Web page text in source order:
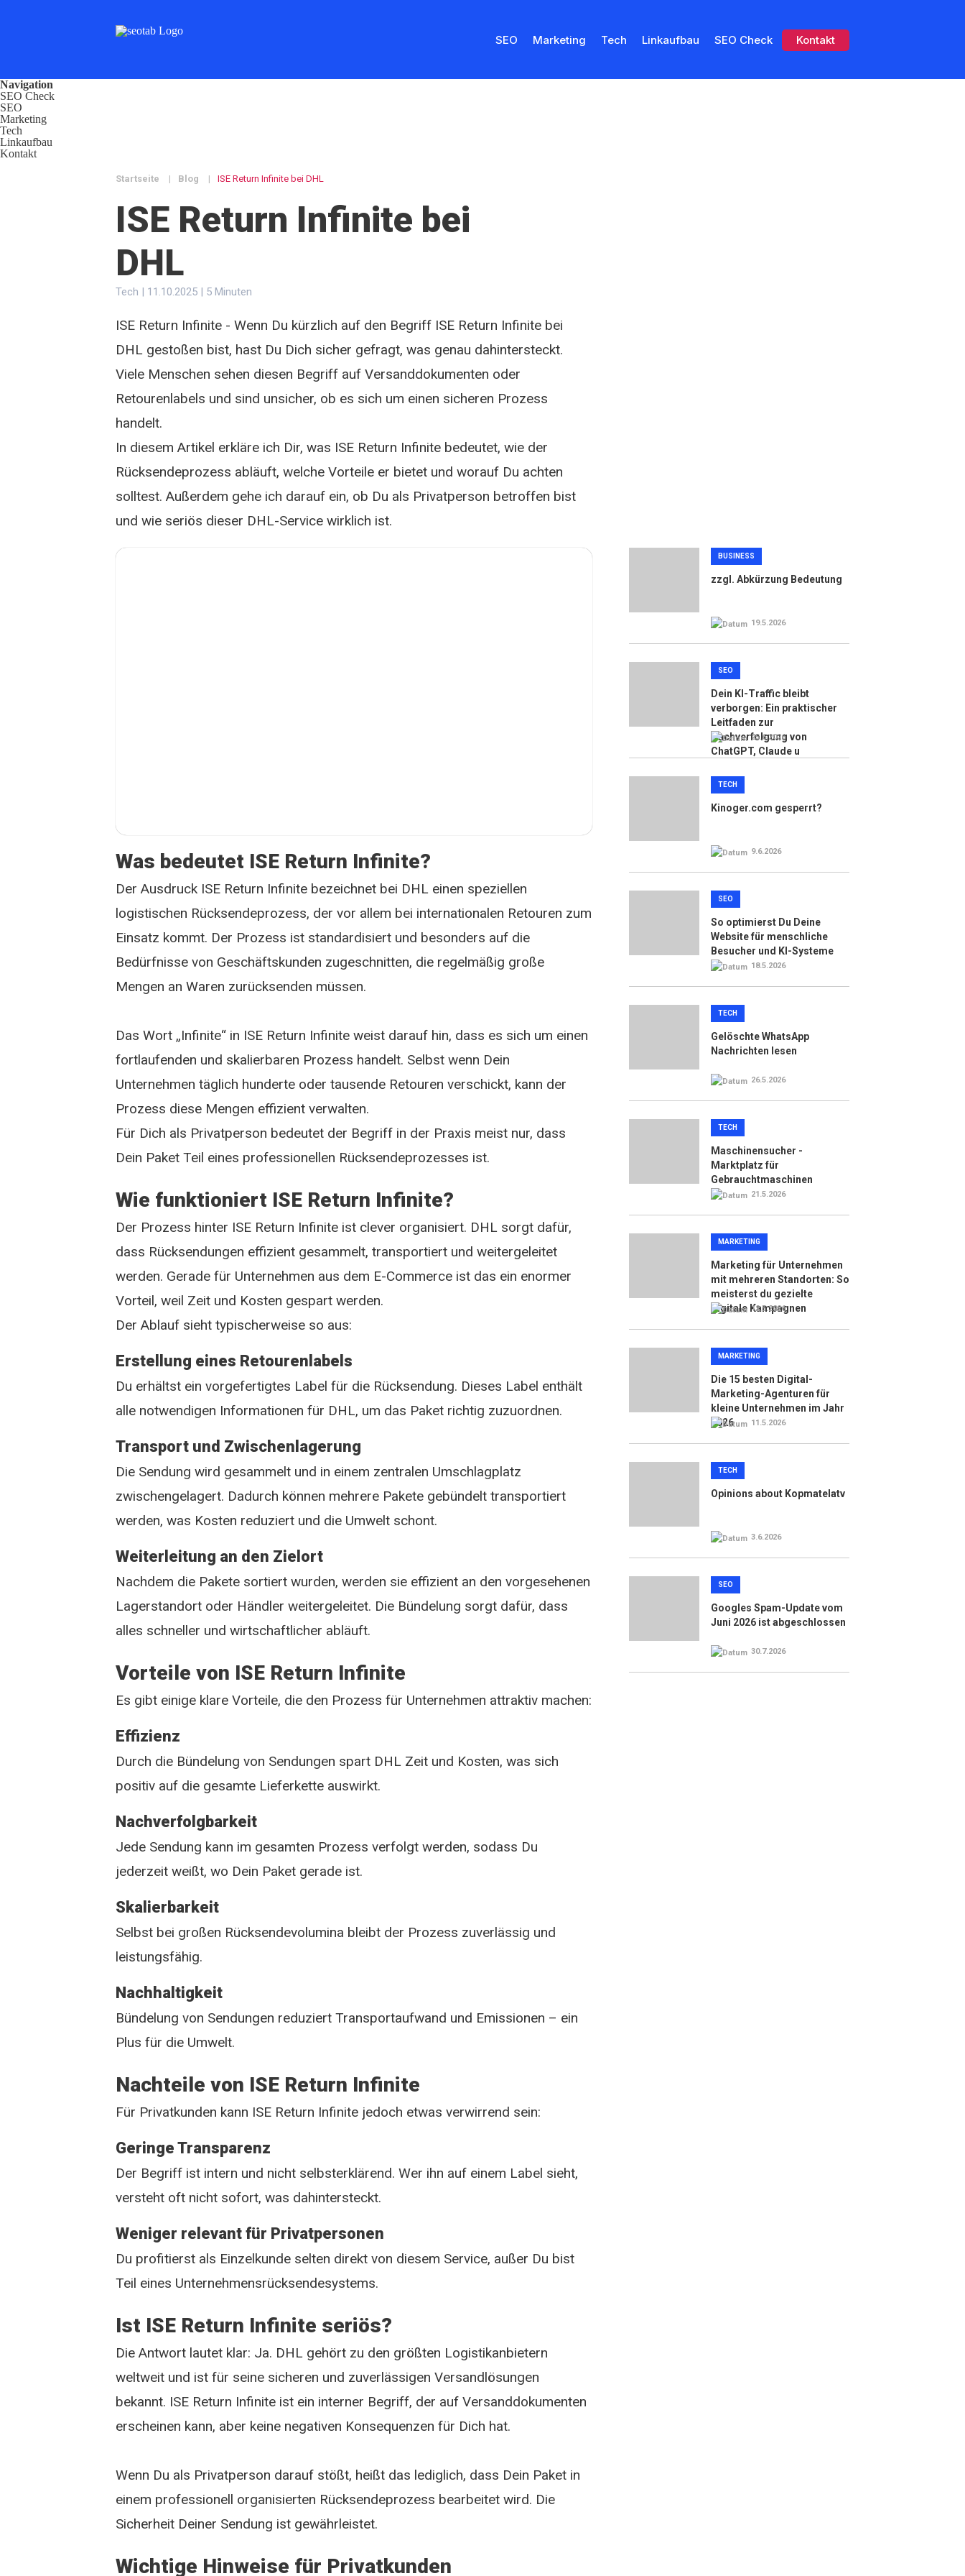
SEO Marketing Tech Linkaufbau SEO Check Kontakt
Navigation
SEO Check
SEO
Marketing
Tech
Linkaufbau
Kontakt
Startseite | Blog | ISE Return Infinite bei DHL
ISE Return Infinite bei
DHL
Tech | 11.10.2025 | 5 Minuten
ISE Return Infinite - Wenn Du kürzlich auf den Begriff ISE Return Infinite bei
DHL gestoßen bist, hast Du Dich sicher gefragt, was genau dahintersteckt.
Viele Menschen sehen diesen Begriff auf Versanddokumenten oder
Retourenlabels und sind unsicher, ob es sich um einen sicheren Prozess
handelt.
In diesem Artikel erkläre ich Dir, was ISE Return Infinite bedeutet, wie der
Rücksendeprozess abläuft, welche Vorteile er bietet und worauf Du achten
solltest. Außerdem gehe ich darauf ein, ob Du als Privatperson betroffen bist
und wie seriös dieser DHL-Service wirklich ist.
Was bedeutet ISE Return Infinite?
Der Ausdruck ISE Return Infinite bezeichnet bei DHL einen speziellen
logistischen Rücksendeprozess, der vor allem bei internationalen Retouren zum
Einsatz kommt. Der Prozess ist standardisiert und besonders auf die
Bedürfnisse von Geschäftskunden zugeschnitten, die regelmäßig große
Mengen an Waren zurücksenden müssen.
Das Wort „Infinite“ in ISE Return Infinite weist darauf hin, dass es sich um einen
fortlaufenden und skalierbaren Prozess handelt. Selbst wenn Dein
Unternehmen täglich hunderte oder tausende Retouren verschickt, kann der
Prozess diese Mengen effizient verwalten.
Für Dich als Privatperson bedeutet der Begriff in der Praxis meist nur, dass
Dein Paket Teil eines professionellen Rücksendeprozesses ist.
Wie funktioniert ISE Return Infinite?
Der Prozess hinter ISE Return Infinite ist clever organisiert. DHL sorgt dafür,
dass Rücksendungen effizient gesammelt, transportiert und weitergeleitet
werden. Gerade für Unternehmen aus dem E-Commerce ist das ein enormer
Vorteil, weil Zeit und Kosten gespart werden.
Der Ablauf sieht typischerweise so aus:
Erstellung eines Retourenlabels
Du erhältst ein vorgefertigtes Label für die Rücksendung. Dieses Label enthält
alle notwendigen Informationen für DHL, um das Paket richtig zuzuordnen.
Transport und Zwischenlagerung
Die Sendung wird gesammelt und in einem zentralen Umschlagplatz
zwischengelagert. Dadurch können mehrere Pakete gebündelt transportiert
werden, was Kosten reduziert und die Umwelt schont.
Weiterleitung an den Zielort
Nachdem die Pakete sortiert wurden, werden sie effizient an den vorgesehenen
Lagerstandort oder Händler weitergeleitet. Die Bündelung sorgt dafür, dass
alles schneller und wirtschaftlicher abläuft.
Vorteile von ISE Return Infinite
Es gibt einige klare Vorteile, die den Prozess für Unternehmen attraktiv machen:
Effizienz
Durch die Bündelung von Sendungen spart DHL Zeit und Kosten, was sich
positiv auf die gesamte Lieferkette auswirkt.
Nachverfolgbarkeit
Jede Sendung kann im gesamten Prozess verfolgt werden, sodass Du
jederzeit weißt, wo Dein Paket gerade ist.
Skalierbarkeit
Selbst bei großen Rücksendevolumina bleibt der Prozess zuverlässig und
leistungsfähig.
Nachhaltigkeit
Bündelung von Sendungen reduziert Transportaufwand und Emissionen – ein
Plus für die Umwelt.
Nachteile von ISE Return Infinite
Für Privatkunden kann ISE Return Infinite jedoch etwas verwirrend sein:
Geringe Transparenz
Der Begriff ist intern und nicht selbsterklärend. Wer ihn auf einem Label sieht,
versteht oft nicht sofort, was dahintersteckt.
Weniger relevant für Privatpersonen
Du profitierst als Einzelkunde selten direkt von diesem Service, außer Du bist
Teil eines Unternehmensrücksendesystems.
Ist ISE Return Infinite seriös?
Die Antwort lautet klar: Ja. DHL gehört zu den größten Logistikanbietern
weltweit und ist für seine sicheren und zuverlässigen Versandlösungen
bekannt. ISE Return Infinite ist ein interner Begriff, der auf Versanddokumenten
erscheinen kann, aber keine negativen Konsequenzen für Dich hat.
Wenn Du als Privatperson darauf stößt, heißt das lediglich, dass Dein Paket in
einem professionell organisierten Rücksendeprozess bearbeitet wird. Die
Sicherheit Deiner Sendung ist gewährleistet.
Wichtige Hinweise für Privatkunden
BUSINESS
zzgl. Abkürzung Bedeutung
19.5.2026
SEO
Dein KI-Traffic bleibt
verborgen: Ein praktischer
Leitfaden zur
Nachverfolgung von
ChatGPT, Claude u
25.6.2026
TECH
Kinoger.com gesperrt?
9.6.2026
SEO
So optimierst Du Deine
Website für menschliche
Besucher und KI-Systeme
18.5.2026
TECH
Gelöschte WhatsApp
Nachrichten lesen
26.5.2026
TECH
Maschinensucher -
Marktplatz für
Gebrauchtmaschinen
21.5.2026
MARKETING
Marketing für Unternehmen
mit mehreren Standorten: So
meisterst du gezielte
digitale Kampagnen
12.5.2026
MARKETING
Die 15 besten Digital-
Marketing-Agenturen für
kleine Unternehmen im Jahr
2026
11.5.2026
TECH
Opinions about Kopmatelatv
3.6.2026
SEO
Googles Spam-Update vom
Juni 2026 ist abgeschlossen
30.7.2026